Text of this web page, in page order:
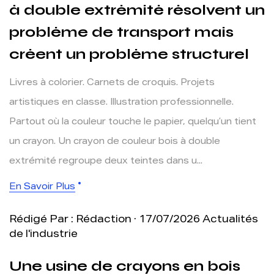
à double extrémité résolvent un
problème de transport mais
créent un problème structurel
Livres à colorier. Carnets de croquis. Projets
artistiques en classe. Illustration professionnelle.
Partout où la couleur touche le papier, quelqu’un tient
un crayon. Un crayon de couleur bois à double
extrémité regroupe deux teintes dans u...
En Savoir Plus
Rédigé Par : Rédaction · 17/07/2026 Actualités
de l'industrie
Une usine de crayons en bois